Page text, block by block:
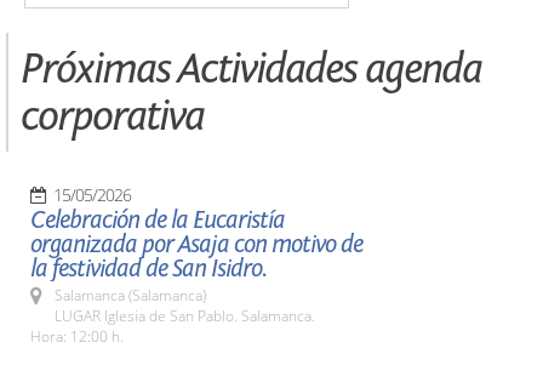
Próximas Actividades agenda
corporativa
15/05/2026
Celebración de la Eucaristía
organizada por Asaja con motivo de
la festividad de San Isidro.
Salamanca (Salamanca)
LUGAR Iglesia de San Pablo. Salamanca.
Hora: 12:00 h.